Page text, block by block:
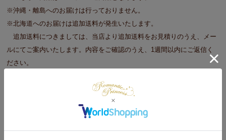
※沖縄・離島へのお届けは行っておりません。
※北海道へのお届けは追加送料が発生いたします。
追加送料につきましては、当店より追加送料をお見積りのうえ、メー
ルにてご案内いたします。内容をご確認のうえ、1週間以内にご返信く
ださい。
■大型商品をご注文の際の注意事項
※商品のサイズや重さ等を目安に玄関口（エレベータ）で搬入が可能か
事前に確認をお願いします。
※重機やクレーンを使っての搬入は承っておりません。
※搬入ができずに返品となる場合は、往復運賃を請求する場合がござい